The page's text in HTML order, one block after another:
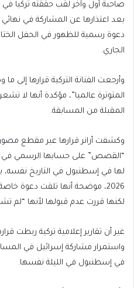
صاحبة أول وآخر لقب حققته تركيا في
بعد اعتذارها عن المشاركة في
الجاري.
وأرجعت الفنانة التركية قرارها إلى
المتوترة عالميا”، مؤكدة أنها لا
المقبلة من المسابقة.
وكشفت أرانر قرارها عبر مقطع
“القصص” على حسابها الرسمي في
لها في إسطنبول في التاريخ نفسه،
2026، موضحة أنها تلقت دعوة
لكنها قررت عدم قبولها لأنها “لم
غير أن تقارير إعلامية تركية ربطت
واستمرار مشاركة إسرائيل في
في إسطنبول في الليلة نفسها.